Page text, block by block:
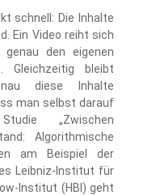
schnell: Die Inhalte
Ein Video reiht sich
den eigenen
Gleichzeitig bleibt
diese Inhalte
man selbst darauf
„Zwischen
Algorithmische
am Beispiel der
Leibniz-Institut für
Institut (HBI) geht